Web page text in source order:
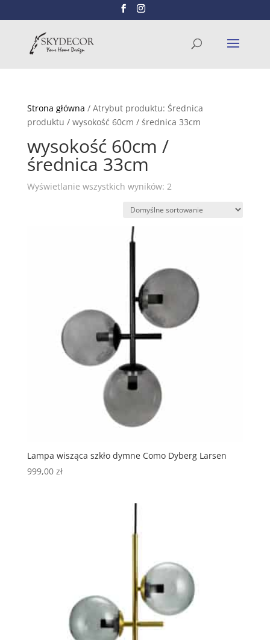
Strona główna / Atrybut produktu: Średnica
produktu / wysokość 60cm / średnica 33cm
wysokość 60cm /
średnica 33cm
Wyświetlanie wszystkich wyników: 2
Lampa wisząca szkło dymne Como Dyberg Larsen
999,00 zł